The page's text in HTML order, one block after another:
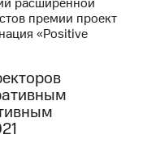
премии проект
«Positive